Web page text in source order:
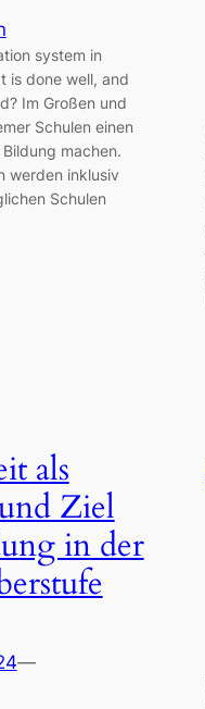
system in
is done well, and
Im Großen und
Schulen einen
machen.
werden inklusiv
Schulen
als
Ziel
in der
—